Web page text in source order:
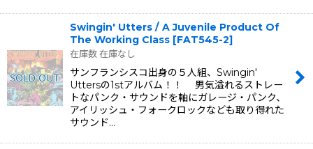
Swingin' Utters / A Juvenile Product Of
The Working Class [FAT545-2]
在庫数 在庫なし
サンフランシスコ出身の５人組、Swingin'
Uttersの1stアルバム！！ 男気溢れるストレー
トなパンク・サウンドを軸にガレージ・パンク、
アイリッシュ・フォークロックなども取り得れた
サウンド…